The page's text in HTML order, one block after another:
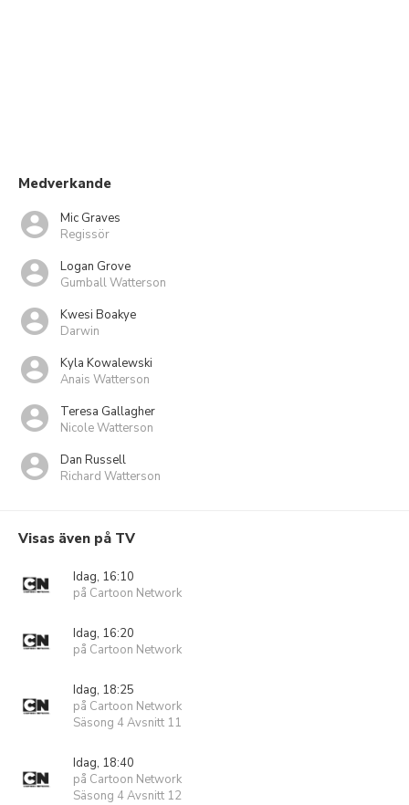
Medverkande
Mic Graves
Regissör
Logan Grove
Gumball Watterson
Kwesi Boakye
Darwin
Kyla Kowalewski
Anais Watterson
Teresa Gallagher
Nicole Watterson
Dan Russell
Richard Watterson
Visas även på TV
Idag, 16:10
på Cartoon Network
Idag, 16:20
på Cartoon Network
Idag, 18:25
på Cartoon Network
Säsong 4 Avsnitt 11
Idag, 18:40
på Cartoon Network
Säsong 4 Avsnitt 12